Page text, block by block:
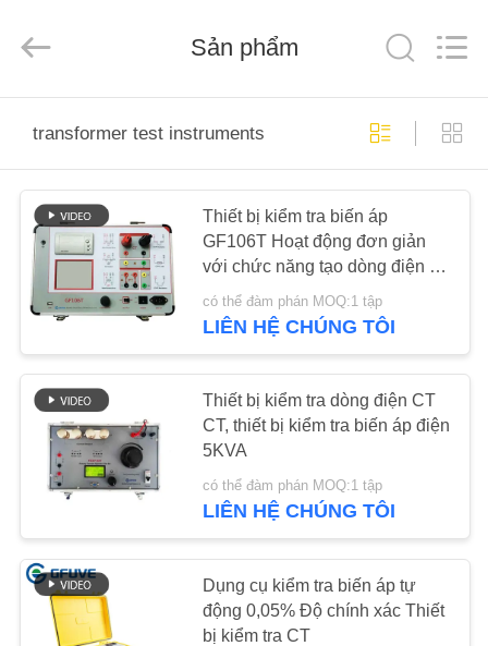
CHỦ
CÁC
SẢN
PHẨM
VỀ
CHÚNG
TÔI
THAM
QUAN
NHÀ
MÁY
Instrument
Transformer
All
Reserved.
Sản phẩm
transformer test instruments
Thiết bị kiểm tra biến áp
GF106T Hoạt động đơn giản
với chức năng tạo dòng điện /
điện thế
có thể đàm phán MOQ:1 tập
LIÊN HỆ CHÚNG TÔI
Thiết bị kiểm tra dòng điện CT
CT, thiết bị kiểm tra biến áp điện
5KVA
có thể đàm phán MOQ:1 tập
LIÊN HỆ CHÚNG TÔI
Dụng cụ kiểm tra biến áp tự
động 0,05% Độ chính xác Thiết
bị kiểm tra CT